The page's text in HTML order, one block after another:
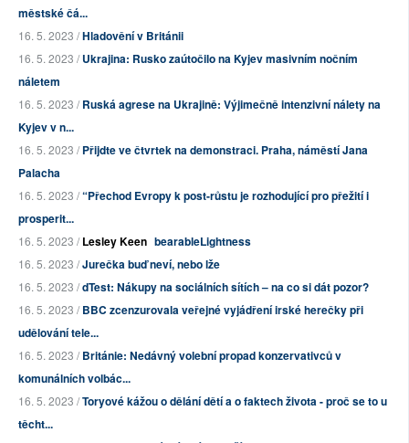
městské čá...
16. 5. 2023 /Hladovění v Británii
16. 5. 2023 /Ukrajina: Rusko zaútočilo na Kyjev masivním nočním
náletem
16. 5. 2023 /Ruská agrese na Ukrajině: Výjimečně intenzivní nálety na
Kyjev v n...
16. 5. 2023 /Přijdte ve čtvrtek na demonstraci. Praha, náměstí Jana
Palacha
16. 5. 2023 /“Přechod Evropy k post-růstu je rozhodující pro přežití i
prosperit...
16. 5. 2023 /Lesley Keen bearableLightness
16. 5. 2023 /Jurečka buď neví, nebo lže
16. 5. 2023 /dTest: Nákupy na sociálních sítích – na co si dát pozor?
16. 5. 2023 /BBC zcenzurovala veřejné vyjádření irské herečky při
udělování tele...
16. 5. 2023 /Británie: Nedávný volební propad konzervativců v
komunálních volbác...
16. 5. 2023 /Toryové kážou o dělání dětí a o faktech života - proč se to u
těcht...